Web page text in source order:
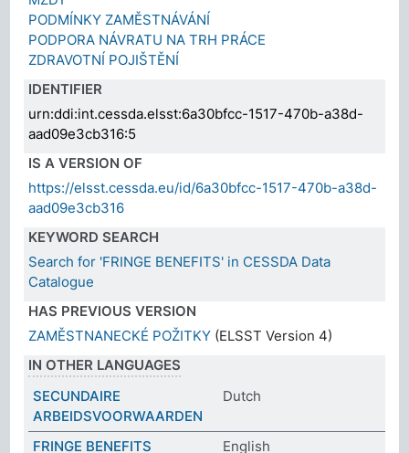
PODMÍNKY ZAMĚSTNÁVÁNÍ
PODPORA NÁVRATU NA TRH PRÁCE
ZDRAVOTNÍ POJIŠTĚNÍ
IDENTIFIER
urn:ddi:int.cessda.elsst:6a30bfcc-1517-470b-a38d-
aad09e3cb316:5
IS A VERSION OF
https://elsst.cessda.eu/id/6a30bfcc-1517-470b-a38d-
aad09e3cb316
KEYWORD SEARCH
Search for 'FRINGE BENEFITS' in CESSDA Data
Catalogue
HAS PREVIOUS VERSION
ZAMĚSTNANECKÉ POŽITKY (ELSST Version 4)
IN OTHER LANGUAGES
SECUNDAIRE
ARBEIDSVOORWAARDEN
Dutch
FRINGE BENEFITS
English